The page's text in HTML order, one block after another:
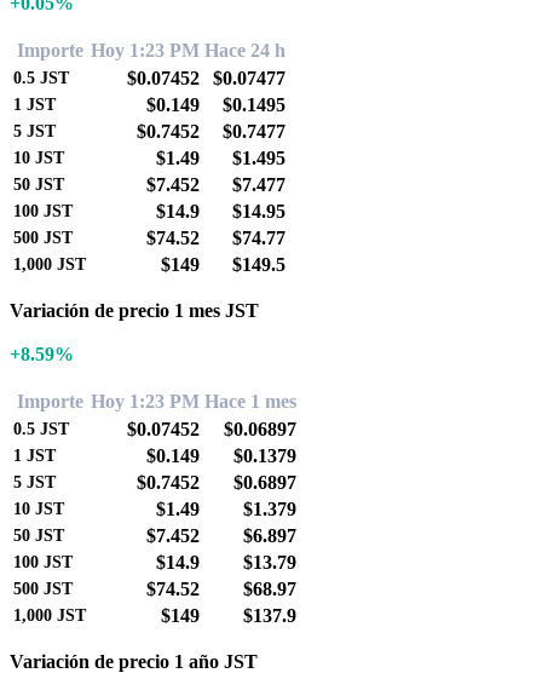
Importe Hoy 1:23 PM Hace 24 h
0.5 JST $0.07452 $0.07477
1 JST $0.149 $0.1495
5 JST $0.7452 $0.7477
10 JST $1.49 $1.495
50 JST $7.452 $7.477
100 JST $14.9 $14.95
500 JST $74.52 $74.77
1,000 JST $149 $149.5
Variación de precio 1 mes JST
+8.59%
Importe Hoy 1:23 PM Hace 1 mes
0.5 JST $0.07452 $0.06897
1 JST $0.149 $0.1379
5 JST $0.7452 $0.6897
10 JST $1.49 $1.379
50 JST $7.452 $6.897
100 JST $14.9 $13.79
500 JST $74.52 $68.97
1,000 JST $149 $137.9
Variación de precio 1 año JST